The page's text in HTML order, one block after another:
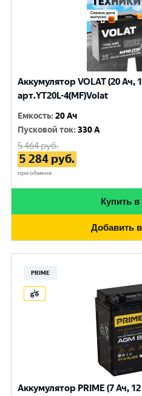
Аккумулятор VOLAT (20 Ач,
арт.YT20L-4(MF)Volat
Емкость:20 Ач
Пусковой ток:330 A
5 464руб.
5 284 руб.
при обмене
Купить в
Добавить
PRIME
Аккумулятор PRIME (7 Ач,